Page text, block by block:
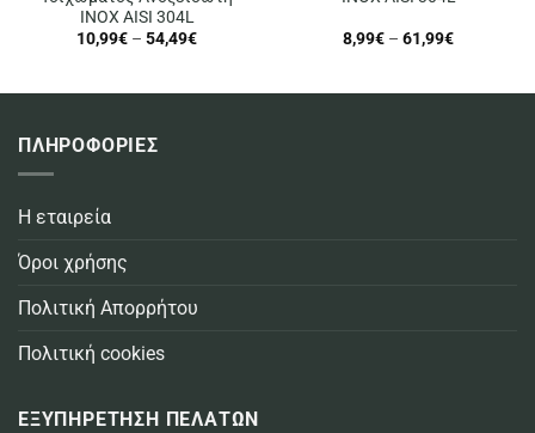
INOX AISI 304L
10,99€ – 54,49€Price
54,49€
8,99€ – 61,99€Price
61,99€
ΠΛΗΡΟΦΟΡΙΕΣ
Η εταιρεία
Όροι χρήσης
Πολιτική Απορρήτου
Πολιτική cookies
ΕΞΥΠΗΡΕΤΗΣΗ ΠΕΛΑΤΩΝ